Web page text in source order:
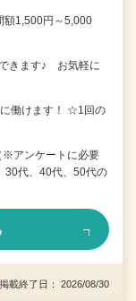
額1,500円～5,000
きます♪ お気軽に
働けます！ ☆1回の
※アンケートに必要
代、40代、50代の
載終了日： 2026/08/30